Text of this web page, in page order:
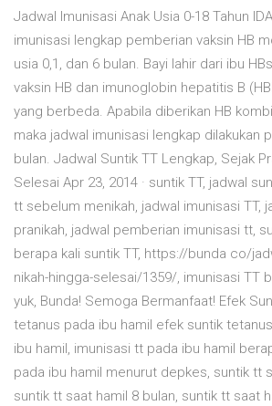
Jadwal Imunisasi Anak Usia 0-18 Tahun
imunisasi lengkap pemberian vaksin HB
usia 0,1, dan 6 bulan. Bayi lahir dari ibu
vaksin HB dan imunoglobin hepatitis B
yang berbeda. Apabila diberikan HB
maka jadwal imunisasi lengkap dilakukan
bulan. Jadwal Suntik TT Lengkap, Sejak
Selesai Apr 23, 2014 · suntik TT, jadwal
tt sebelum menikah, jadwal imunisasi TT,
pranikah, jadwal pemberian imunisasi tt,
berapa kali suntik TT, https://bunda co/
nikah-hingga-selesai/1359/, imunisasi TT
yuk, Bunda! Semoga Bermanfaat! Efek
tetanus pada ibu hamil efek suntik
ibu hamil, imunisasi tt pada ibu hamil
pada ibu hamil menurut depkes, suntik tt
suntik tt saat hamil 8 bulan, suntik tt saat